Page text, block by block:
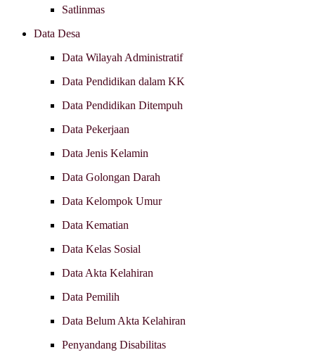
Satlinmas
Data Desa
Data Wilayah Administratif
Data Pendidikan dalam KK
Data Pendidikan Ditempuh
Data Pekerjaan
Data Jenis Kelamin
Data Golongan Darah
Data Kelompok Umur
Data Kematian
Data Kelas Sosial
Data Akta Kelahiran
Data Pemilih
Data Belum Akta Kelahiran
Penyandang Disabilitas